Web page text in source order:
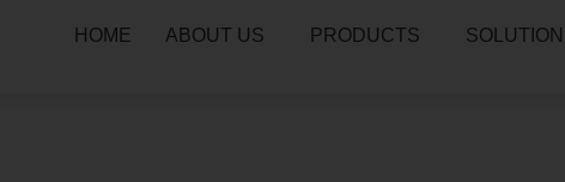
HOME ABOUT US PRODUCTS SOLUTION